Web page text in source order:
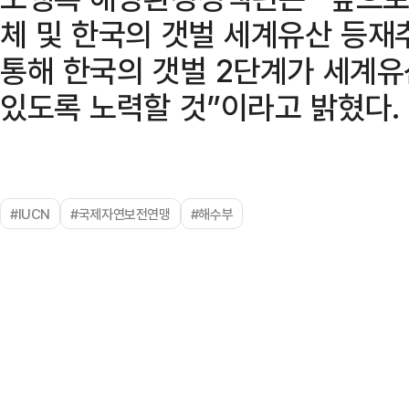
체 및 한국의 갯벌 세계유산 등
통해 한국의 갯벌 2단계가 세계
있도록 노력할 것”이라고 밝혔다.
#IUCN #국제자연보전연맹 #해수부